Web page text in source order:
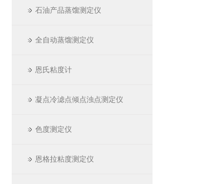
石油产品蒸馏测定仪
全自动蒸馏测定仪
恩氏粘度计
凝点冷滤点倾点浊点测定仪
色度测定仪
恩格拉粘度测定仪